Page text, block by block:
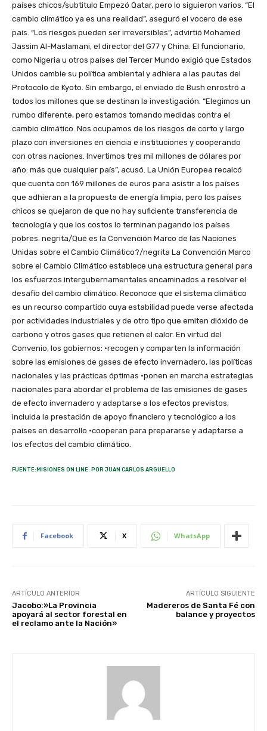
países chicos/subtitulo Empezó Qatar, pero lo siguieron varios. “El
cambio climático ya es una realidad”, aseguró el vocero de ese
país. “Los riesgos pueden ser irreversibles”, advirtió Mohamed
Jassim Al-Maslamani, el director del G77 y China. El funcionario,
como Nigeria u otros países del Tercer Mundo exigió que Estados
Unidos cambie su política ambiental y adhiera a las pautas del
Protocolo de Kyoto. Sin embargo, el enviado de Bush enrostró a
todos los millones que se destinan la investigación. “Elegimos un
rumbo diferente, pero estamos tomando medidas contra el
cambio climático. Nos ocupamos de los riesgos de corto y largo
plazo con inversiones en ciencia e instituciones y cooperando
con otras naciones. Invertimos tres mil millones de dólares por
año: más que cualquier país”, acusó. La Unión Europea recalcó
que cuenta con 169 millones de euros para asistir a los países
que adhieran a la propuesta de energía limpia, pero los países
chicos se quejaron de que no hay suficiente transferencia de
tecnología y que los costos lo terminan pagando los países
pobres. negrita/Qué es la Convención Marco de las Naciones
Unidas sobre el Cambio Climático?/negrita La Convención Marco
sobre el Cambio Climático establece una estructura general para
los esfuerzos intergubernamentales encaminados a resolver el
desafío del cambio climático. Reconoce que el sistema climático
es un recurso compartido cuya estabilidad puede verse afectada
por actividades industriales y de otro tipo que emiten dióxido de
carbono y otros gases que retienen el calor. En virtud del
Convenio, los gobiernos: •recogen y comparten la información
sobre las emisiones de gases de efecto invernadero, las políticas
nacionales y las prácticas óptimas •ponen en marcha estrategias
nacionales para abordar el problema de las emisiones de gases
de efecto invernadero y adaptarse a los efectos previstos,
incluida la prestación de apoyo financiero y tecnológico a los
países en desarrollo •cooperan para prepararse y adaptarse a
los efectos del cambio climático.
FUENTE:MISIONES ON LINE. POR JUAN CARLOS ARGUELLO
Facebook X WhatsApp
ARTÍCULO ANTERIOR
Jacobo:»La Provincia
apoyará al sector forestal en
el reclamo ante la Nación»
ARTÍCULO SIGUIENTE
Madereros de Santa Fé con
balance y proyectos